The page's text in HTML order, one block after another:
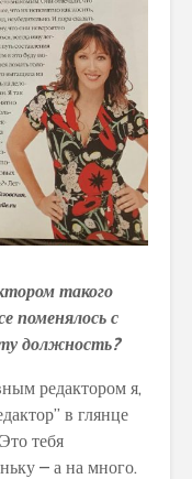
такого
поменялось с
должность?
редактором я,
в глянце
тебя
– а на много.